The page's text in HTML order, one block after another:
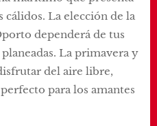
cálidos. La elección de la
dependerá de tus
La primavera y
del aire libre,
para los amantes